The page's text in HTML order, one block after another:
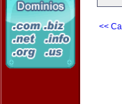
<<